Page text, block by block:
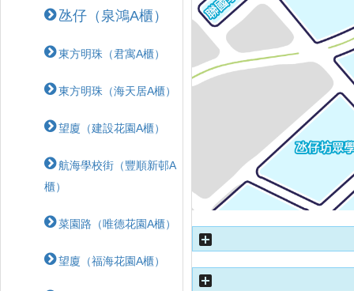
氹仔（泉鴻A櫃）
東方明珠（君寓A櫃）
東方明珠（海天居A櫃）
望廈（建設花園A櫃）
航海學校街（豐順新邨A
櫃）
菜園路（唯德花園A櫃）
望廈（福海花園A櫃）